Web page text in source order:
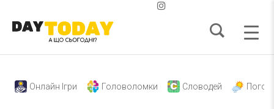
Онлайн Ігри Головоломки Словодей